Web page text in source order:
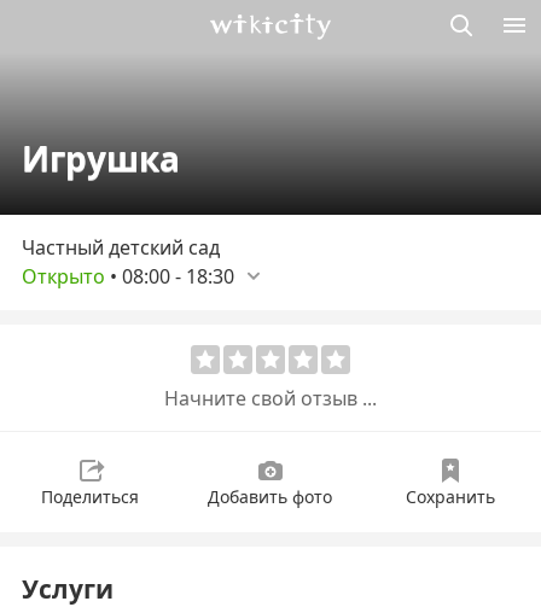
Игрушка
Частный детский сад
Открыто • 08:00- 18:30
Начните свой отзыв ...
Поделиться Добавить фото Сохранить
Услуги